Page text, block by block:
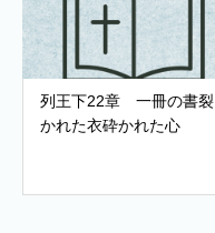
列王下22章 一冊の書裂
かれた衣砕かれた心